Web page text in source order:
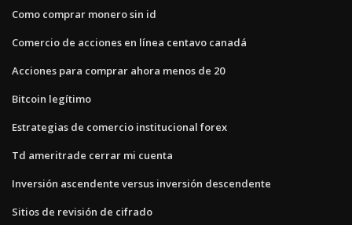
Como comprar monero sin id
Comercio de acciones en línea centavo canadá
Acciones para comprar ahora menos de 20
Bitcoin legítimo
Estrategias de comercio institucional forex
Td ameritrade cerrar mi cuenta
Inversión ascendente versus inversión descendente
Sitios de revisión de cifrado